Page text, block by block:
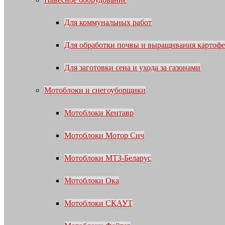
Для коммунальных работ
Для обработки почвы и выращивания
Для заготовки сена и ухода за газонами
Мотоблоки и снегоуборщики
Мотоблоки Кентавр
Мотоблоки Мотор Сич
Мотоблоки МТЗ-Беларус
Мотоблоки Ока
Мотоблоки СКАУТ